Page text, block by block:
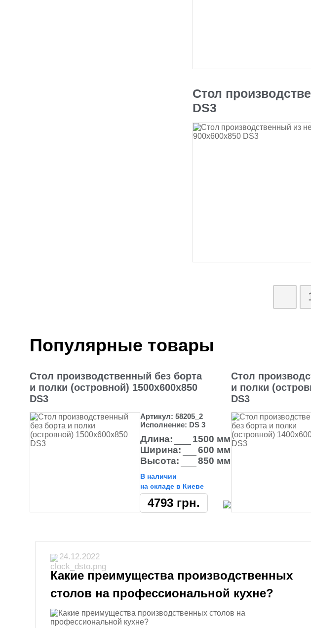
Стол
DS3
Популярные товары
Стол производственный без борта
и полки (островной) 1500х600х850
DS3
Артикул: 58205_2
Исполнение: DS 3
Длина:
1500 мм
Ширина:
600 мм
Высота:
850 мм
В наличии
на складе в Киеве
4793 грн.
Стол
и полки
DS3
24.12.2022
Какие преимущества производственных
столов на профессиональной кухне?